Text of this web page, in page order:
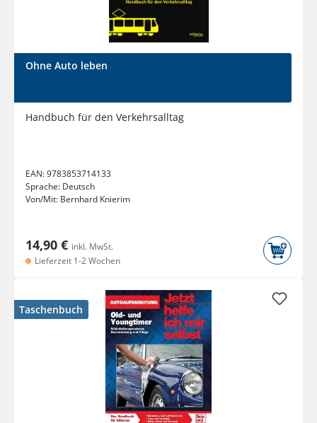
Ohne Auto leben
Handbuch für den Verkehrsalltag
EAN:9783853714133
Sprache: Deutsch
Von/Mit: Bernhard Knierim
14,90 € inkl. MwSt.
Lieferzeit 1-2 Wochen
Taschenbuch